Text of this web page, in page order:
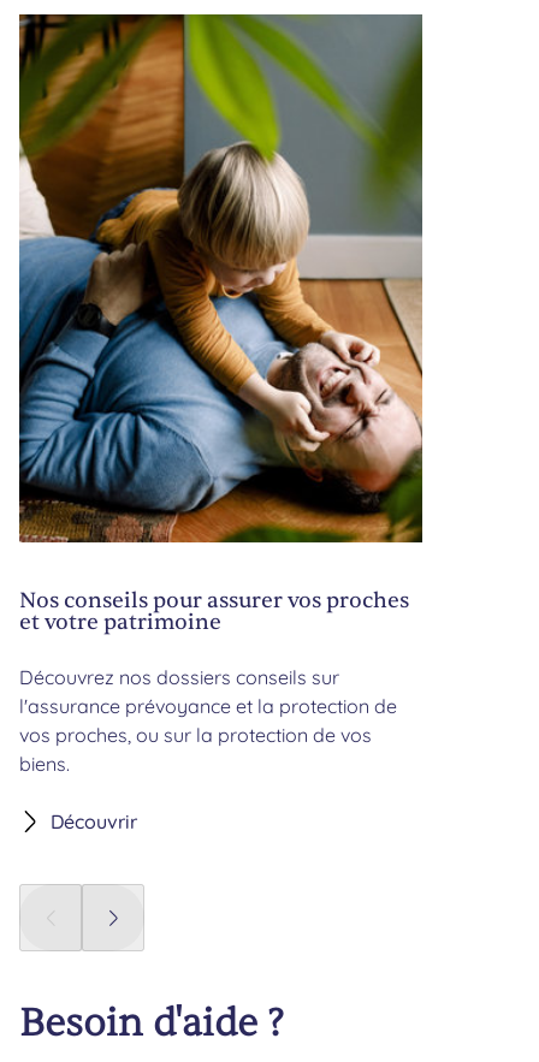
Nos conseils pour assurer vos proches
et votre patrimoine
Découvrez nos dossiers conseils sur
l'assurance prévoyance et la protection de
vos proches, ou sur la protection de vos
biens.
Découvrir
Panneau précédent
Panneau suivant
Besoin d'aide ?